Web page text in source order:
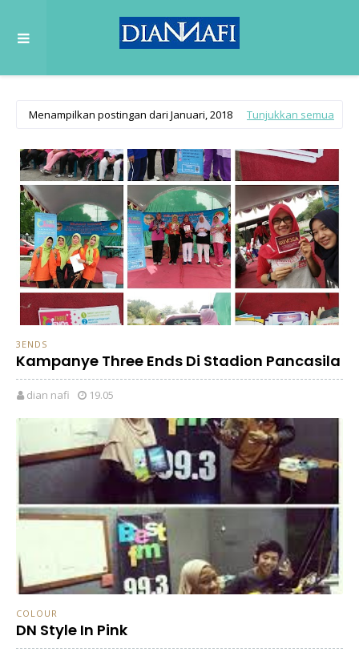
Menampilkan postingan dari Januari, 2018 Tunjukkan semua
3ENDS
Kampanye Three Ends Di Stadion Pancasila
dian nafi 19.05
COLOUR
DN Style In Pink